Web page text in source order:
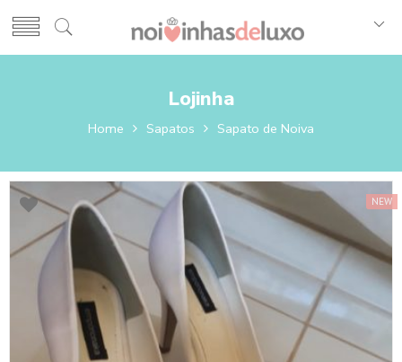
Lojinha
Home Sapatos Sapato de Noiva
NEW